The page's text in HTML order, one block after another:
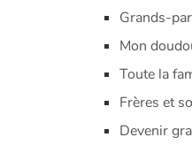
Grands-
Mon
Toute la
Frères et
Devenir